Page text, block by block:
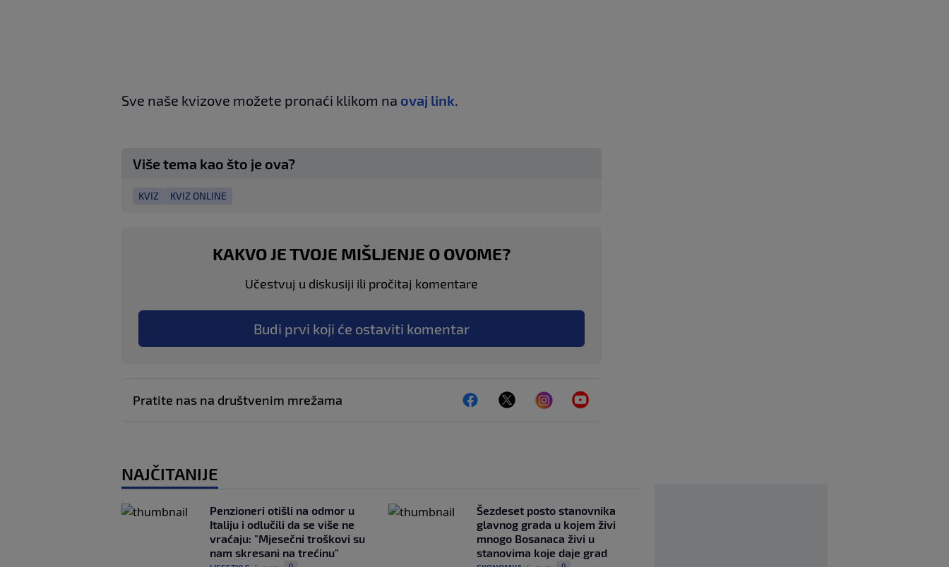
Sve naše kvizove možete pronaći klikom na ovaj link.
Više tema kao što je ova?
KVIZ KVIZ ONLINE
KAKVO JE TVOJE MIŠLJENJE O OVOME?
Učestvuj u diskusiji ili pročitaj komentare
Budi prvi koji će ostaviti komentar
Pratite nas na društvenim mrežama
NAJČITANIJE
Penzioneri otišli na odmor u
Italiju i odlučili da se više ne
vraćaju: "Mjesečni troškovi su
nam skresani na trećinu"
Šezdeset posto stanovnika
glavnog grada u kojem živi
mnogo Bosanaca živi u
stanovima koje daje grad